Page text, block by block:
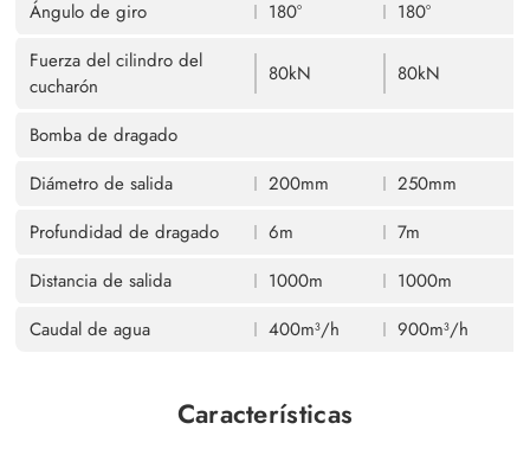
Ángulo de giro 180°
180°
Fuerza del cilindro del
cucharón
80kN 80kN
Bomba de dragado
Diámetro de salida
200mm
250mm
Profundidad de dragado
6m
7m
Distancia de salida
1000m
1000m
Caudal de agua
400m³/h 900m³/h
Características